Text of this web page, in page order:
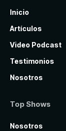
Inicio
Artículos
Video Podcast
Testimonios
Nosotros
Top Shows
Nosotros